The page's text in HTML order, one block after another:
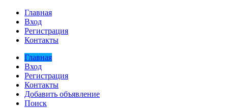
Главная
Вход
Регистрация
Контакты
Главная
Вход
Регистрация
Контакты
Добавить объявление
Поиск